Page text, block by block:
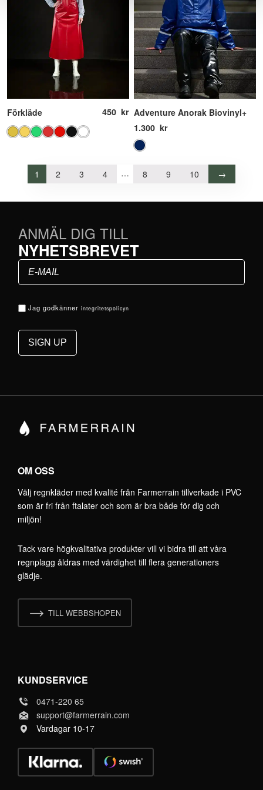
Förkläde 450 kr Adventure Anorak Biovinyl+
1.300 kr
1 2 3 4 … 8 9 10 →
ANMÄL DIG TILL
NYHETSBREVET
Jag godkännerintegritetspolicyn
TILL WEBBSHOPEN
OM OSS
Välj regnkläder med kvalité från Farmerrain tillverkade i PVC
som är fri från ftalater och som är bra både för dig och
miljön!
Tack vare högkvalitativa produkter vill vi bidra till att våra
regnplagg åldras med värdighet till flera generationers
glädje.
KUNDSERVICE
0471-220 65
support@farmerrain.com
Vardagar 10-17